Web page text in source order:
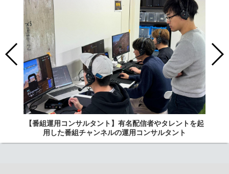
【番組運用コンサルタント】有名配信者やタレントを起
用した番組チャンネルの運用コンサルタント